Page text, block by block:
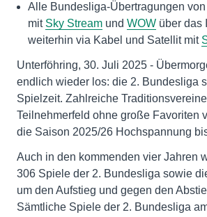
Alle Bundesliga-Übertragungen
mit Sky Stream und WOW über das
weiterhin via Kabel und Satellit mit
Unterföhring, 30. Juli 2025 -
endlich wieder los: die 2. Bundesliga
Spielzeit. Zahlreiche
Teilnehmerfeld ohne große Favoriten
die Saison 2025/26 Hochspannung
Auch in den kommenden vier Jahren
306 Spiele der 2. Bundesliga sowie
um den Aufstieg und gegen den
Sämtliche Spiele der 2. Bundesliga